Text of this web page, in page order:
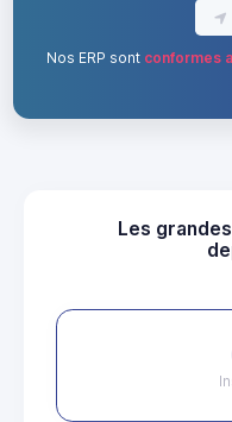
Nos ERP sont conformes
Les